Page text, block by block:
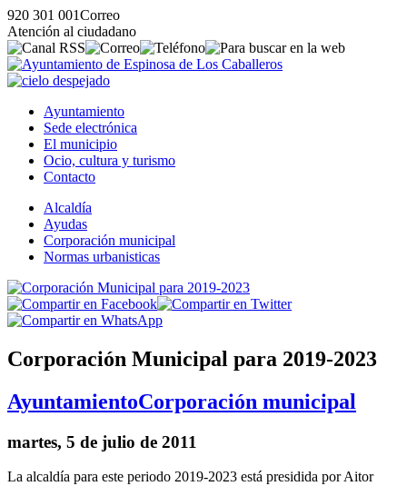
920 301 001Correo
Atención al ciudadano
Ayuntamiento
Sede electrónica
El municipio
Ocio, cultura y turismo
Contacto
Alcaldía
Ayudas
Corporación municipal
Normas urbanisticas
Corporación Municipal para 2019-2023
AyuntamientoCorporación municipal
martes, 5 de julio de 2011
La alcaldía para este periodo 2019-2023 está presidida por Aitor